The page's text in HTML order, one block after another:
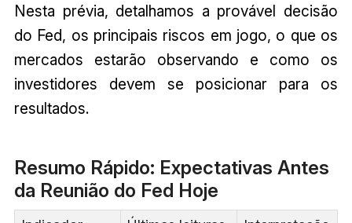
Nesta prévia, detalhamos a provável decisão
do Fed, os principais riscos em jogo, o que os
mercados estarão observando e como os
investidores devem se posicionar para os
resultados.
Resumo Rápido: Expectativas Antes
da Reunião do Fed Hoje